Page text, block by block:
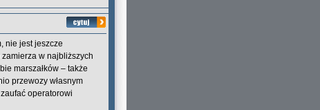
nie jest jeszcze
zamierza w najbliższych
marszałków – także
przewozy własnym
operatorowi